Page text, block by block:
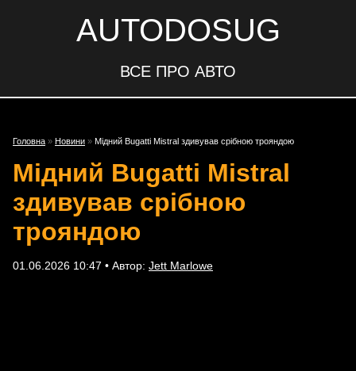
AUTODOSUG
ВСЕ ПРО АВТО
Головна » Новини » Мідний Bugatti Mistral здивував срібною трояндою
Мідний Bugatti Mistral
здивував срібною
трояндою
01.06.2026 10:47 • Автор: Jett Marlowe